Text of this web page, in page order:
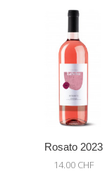
Rosato 2023
14.00 CHF